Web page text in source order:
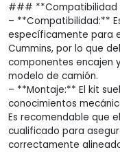
### **Compatibilidad
– **Compatibilidad:**
específicamente para
Cummins, por lo que
componentes encajen
modelo de camión.
– **Montaje:** El kit
conocimientos
Es recomendable que
cualificado para
correctamente